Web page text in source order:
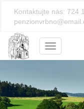
Kontaktujte nás: 724
Menu